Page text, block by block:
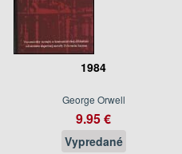
1984
George Orwell
9.95 €
Vypredané